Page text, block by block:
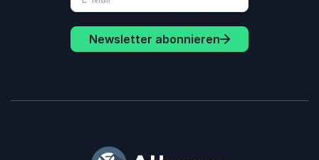
Newsletter abonnieren